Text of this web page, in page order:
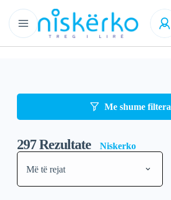
Me shume filtera
297Rezultate Niskerko
Më të rejat